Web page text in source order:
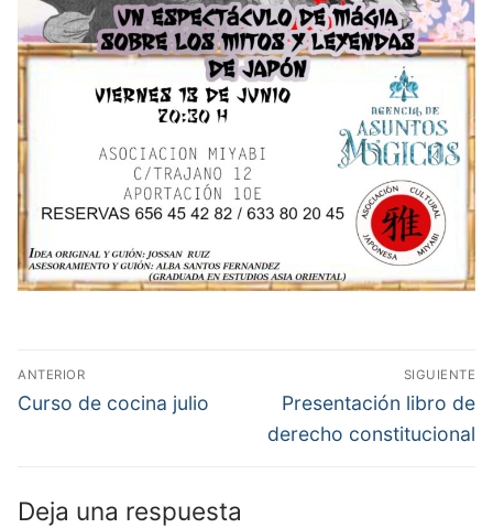
Taller de Thai Yoga
Navegación
de
ANTERIOR
Entrada
Curso de cocina julio
SIGUIENTE
Entrada
siguiente:
Presentación libro de
derecho constitucional
Deja una respuesta